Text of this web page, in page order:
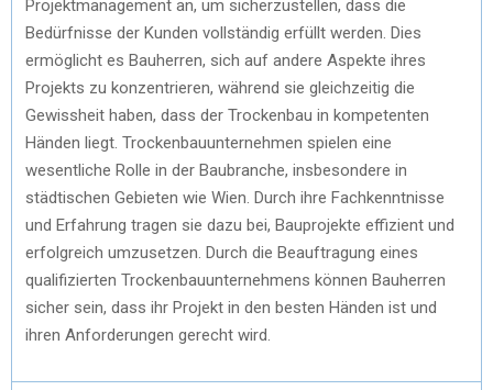
Projektmanagement an, um sicherzustellen, dass die
Bedürfnisse der Kunden vollständig erfüllt werden. Dies
ermöglicht es Bauherren, sich auf andere Aspekte ihres
Projekts zu konzentrieren, während sie gleichzeitig die
Gewissheit haben, dass der Trockenbau in kompetenten
Händen liegt. Trockenbauunternehmen spielen eine
wesentliche Rolle in der Baubranche, insbesondere in
städtischen Gebieten wie Wien. Durch ihre Fachkenntnisse
und Erfahrung tragen sie dazu bei, Bauprojekte effizient und
erfolgreich umzusetzen. Durch die Beauftragung eines
qualifizierten Trockenbauunternehmens können Bauherren
sicher sein, dass ihr Projekt in den besten Händen ist und
ihren Anforderungen gerecht wird.